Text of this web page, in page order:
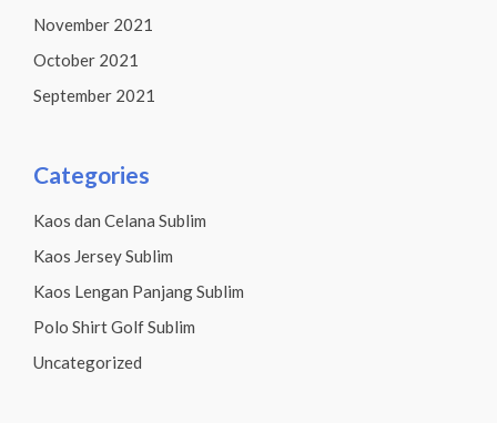
November 2021
October 2021
September 2021
Categories
Kaos dan Celana Sublim
Kaos Jersey Sublim
Kaos Lengan Panjang Sublim
Polo Shirt Golf Sublim
Uncategorized